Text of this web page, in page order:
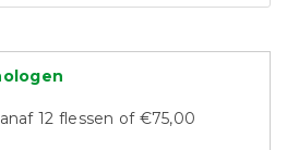
12 flessen of €75,00